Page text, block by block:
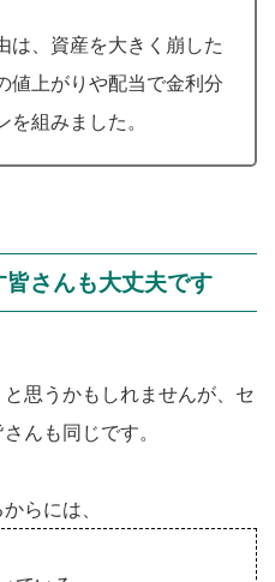
は、資産を大きく崩した
値上がりや配当で金利分
組みました。
さんも大丈夫です
思うかもしれませんが、セ
んも同じです。
らには、